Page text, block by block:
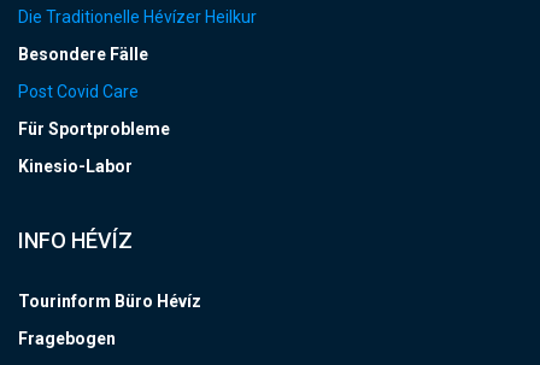
Die Traditionelle Hévízer Heilkur
Besondere Fälle
Post Covid Care
Für Sportprobleme
Kinesio-Labor
INFO HÉVÍZ
Tourinform Büro Hévíz
Fragebogen